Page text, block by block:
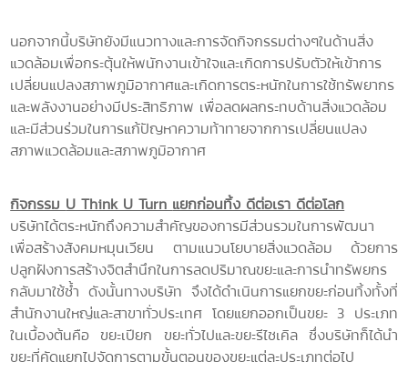
นอกจากนี้บริษัทยังมีแนวทางและการจัดกิจกรรมต่างๆในด้านสิ่ง
แวดล้อมเพื่อกระตุ้นให้พนักงานเข้าใจและเกิดการปรับตัวให้เข้าการ
เปลี่ยนแปลงสภาพภูมิอากาศและเกิดการตระหนักในการใช้ทรัพยากร
และพลังงานอย่างมีประสิทธิภาพ เพื่อลดผลกระทบด้านสิ่งแวดล้อม
และมีส่วนร่วมในการแก้ปัญหาความท้าทายจากการเปลี่ยนแปลง
สภาพแวดล้อมและสภาพภูมิอากาศ
กิจกรรม U Think U Turn แยกก่อนทิ้ง ดีต่อเรา ดีต่อโลก
บริษัทได้ตระหนักถึงความสำคัญของการมีส่วนรวมในการพัฒนา
เพื่อสร้างสังคมหมุนเวียน ตามแนวนโยบายสิ่งแวดล้อม ด้วยการ
ปลูกฝังการสร้างจิตสำนึกในการลดปริมาณขยะและการนำทรัพยกร
กลับมาใช้ซ้ำ ดังนั้นทางบริษัท จึงได้ดำเนินการแยกขยะก่อนทิ้งทั้งที่
สำนักงานใหญ่และสาขาทั่วประเทศ โดยแยกออกเป็นขยะ 3 ประเภท
ในเบื้องต้นคือ ขยะเปียก ขยะทั่วไปและขยะรีไซเคิล ซึ่งบริษัทก็ได้นำ
ขยะที่คัดแยกไปจัดการตามขั้นตอนของขยะแต่ละประเภทต่อไป